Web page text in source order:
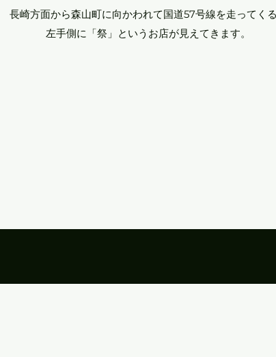
長崎方面から森山町に向かわれて国道57号線を走ってく
​左手側に「祭」というお店が見えてきます。